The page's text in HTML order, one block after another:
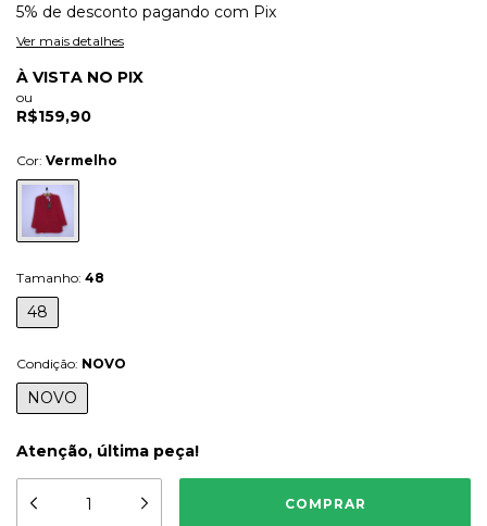
5% de desconto pagando com Pix
Ver mais detalhes
À VISTA NO PIX
ou
R$159,90
Cor: Vermelho
Tamanho: 48
48
Condição: NOVO
NOVO
Atenção, última peça!